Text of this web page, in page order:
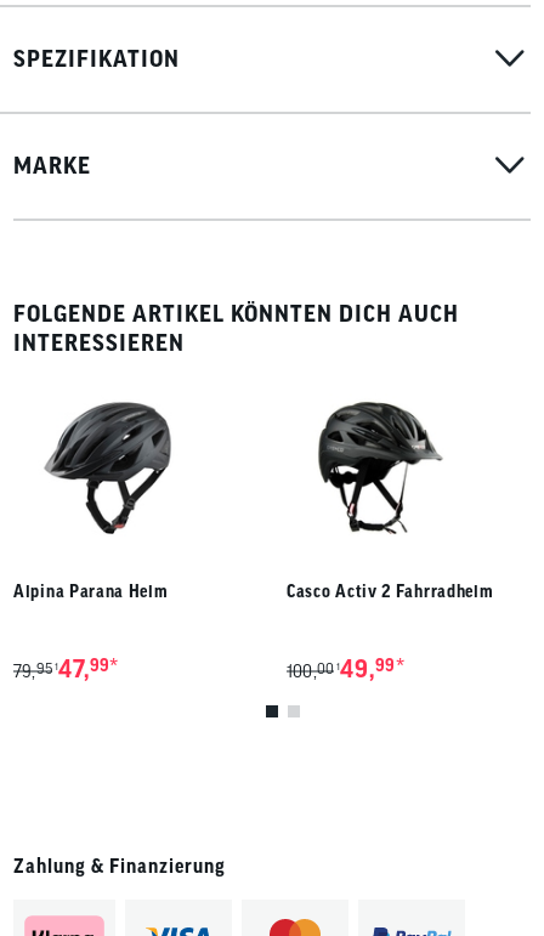
SPEZIFIKATION
MARKE
FOLGENDE ARTIKEL KÖNNTEN DICH AUCH
INTERESSIEREN
Alpina Parana Helm
79,95 147,99*
Casco Activ 2 Fahrradhelm
100,00 149,99*
Zahlung & Finanzierung